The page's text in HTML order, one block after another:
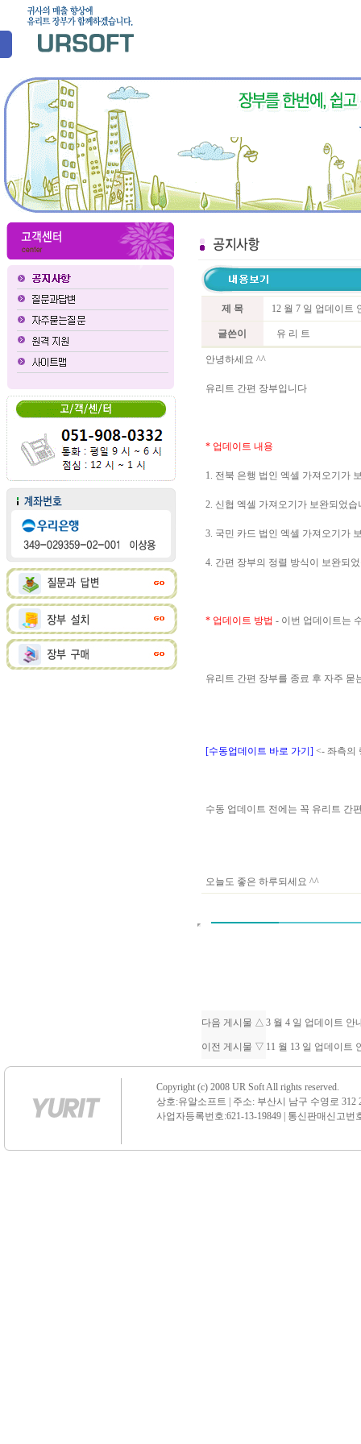
제 목 12 월 7 일 업데이트
글쓴이 유 리 트
안녕하세요 ^^
유리트 간편 장부입니다
* 업데이트 내용
1. 전북 은행 법인 엑셀 가져오기가
2. 신협 엑셀 가져오기가 보완되었습
3. 국민 카드 법인 엑셀 가져오기가
4. 간편 장부의 정렬 방식이 보완되
* 업데이트 방법 - 이번 업데이트는
유리트 간편 장부를 종료 후 자주
[수동업데이트 바로 가기] <- 좌측의
수동 업데이트 전에는 꼭 유리트 간
오늘도 좋은 하루되세요 ^^
다음 게시물 △ 3 월 4 일 업데이트 안
이전 게시물 ▽ 11 월 13 일 업데이트
Copyright (c) 2008 UR Soft All rights reserved.
상호:유알소프트 | 주소: 부산시 남구 수영로 312
사업자등록번호:621-13-19849 | 통신판매신고번